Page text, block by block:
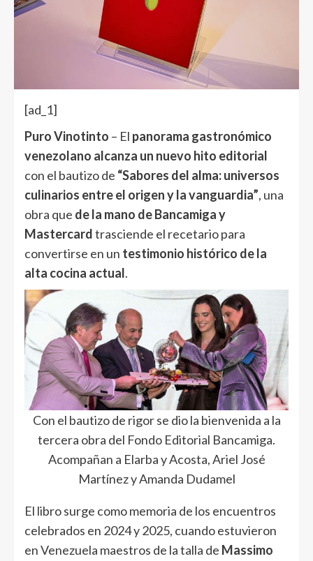
[ad_1]
Puro Vinotinto – El panorama gastronómico
venezolano alcanza un nuevo hito editorial
con el bautizo de “Sabores del alma: universos
culinarios entre el origen y la vanguardia”, una
obra que de la mano de Bancamiga y
Mastercardtrasciende el recetario para
convertirse en un testimonio histórico de la
alta cocina actual.
Con el bautizo de rigor se dio la bienvenida a la
tercera obra del Fondo Editorial Bancamiga.
Acompañan a Elarba y Acosta, Ariel José
Martínez y Amanda Dudamel
El libro surge como memoria de los encuentros
celebrados en 2024 y 2025, cuando estuvieron
en Venezuela maestros de la talla de Massimo